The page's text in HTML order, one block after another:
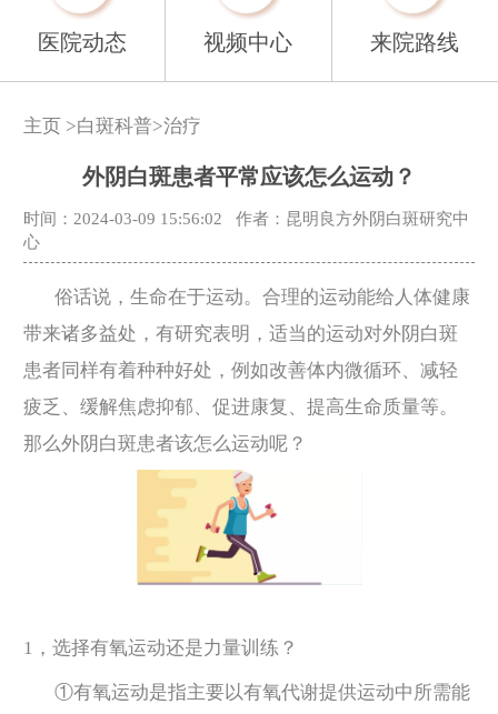
医院动态 视频中心 来院路线
主页 >白斑科普>治疗
外阴白斑患者平常应该怎么运动？
时间：2024-03-09 15:56:02
作者：昆明良方外阴白斑研究中
心
俗话说，生命在于运动。合理的运动能给人体健康
带来诸多益处，有研究表明，适当的运动对外阴白斑
患者同样有着种种好处，例如改善体内微循环、减轻
疲乏、缓解焦虑抑郁、促进康复、提高生命质量等。
那么外阴白斑患者该怎么运动呢？
1，选择有氧运动还是力量训练？
①有氧运动是指主要以有氧代谢提供运动中所需能